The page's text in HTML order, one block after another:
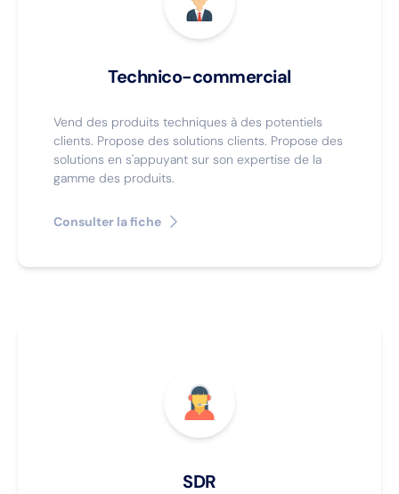
Technico-commercial
Vend des produits techniques à des potentiels
clients. Propose des solutions clients. Propose des
solutions en s'appuyant sur son expertise de la
gamme des produits.
Consulter la fiche
SDR